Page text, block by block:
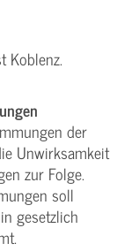
Koblenz.
der
Unwirksamkeit
zur Folge.
soll
gesetzlich